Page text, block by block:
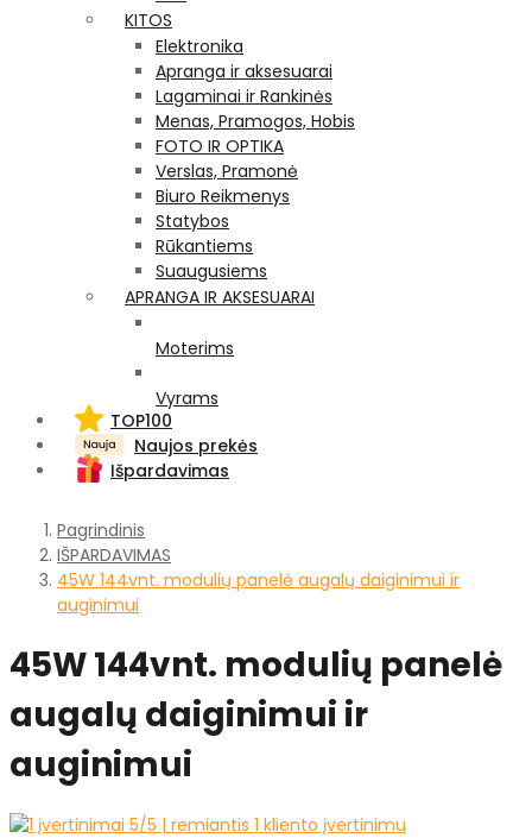
KITOS
Elektronika
Apranga ir aksesuarai
Lagaminai ir Rankinės
Menas, Pramogos, Hobis
FOTO IR OPTIKA
Verslas, Pramonė
Biuro Reikmenys
Statybos
Rūkantiems
Suaugusiems
APRANGA IR AKSESUARAI
Moterims
Vyrams
TOP100
Naujos prekės
Išpardavimas
Pagrindinis
IŠPARDAVIMAS
45W 144vnt. modulių panelė augalų daiginimui ir
auginimui
45W 144vnt. modulių panelė
augalų daiginimui ir
auginimui
5/5 | remiantis 1 kliento įvertinimu